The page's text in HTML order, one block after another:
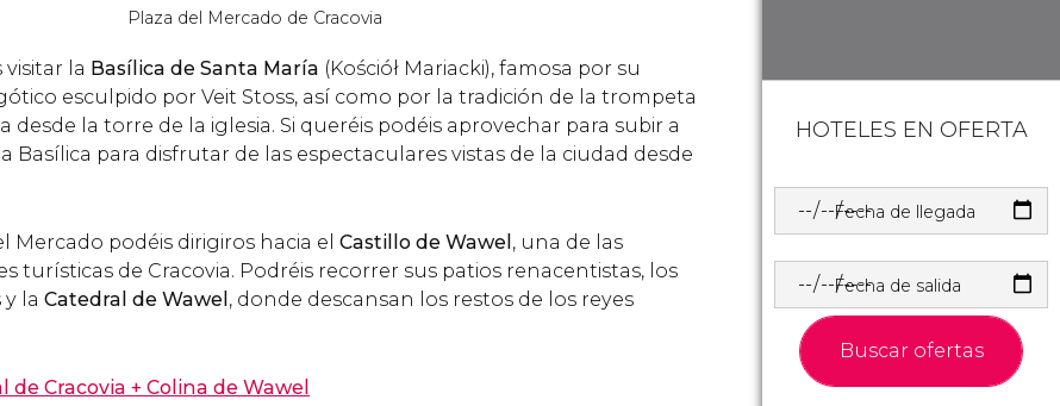
Plaza del Mercado de Cracovia
la Basílica de Santa María (Kościół Mariacki), famosa por su
esculpido por Veit Stoss, así como por la tradición de la trompeta
desde la torre de la iglesia. Si queréis podéis aprovechar para subir a
Basílica para disfrutar de las espectaculares vistas de la ciudad desde
Mercado podéis dirigiros hacia el Castillo de Wawel , una de las
turísticas de Cracovia. Podréis recorrer sus patios renacentistas, los
la Catedral de Wawel , donde descansan los restos de los reyes
de Cracovia + Colina de Wawel
HOTELES EN OFERTA
Fecha de llegada
Fecha de salida
Buscar ofertas